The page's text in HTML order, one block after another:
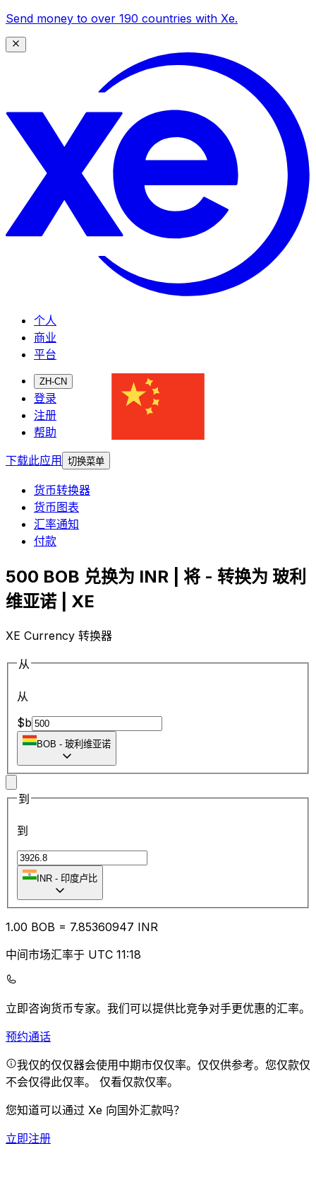
Send money to over 190 countries with Xe.
个人
商业
平台
ZH-CN
登录
注册
帮助
下载此应用
切换菜单
货币转换器
货币图表
汇率通知
付款
500 BOB 兑换为 INR | 将 - 转换为 玻利
维亚诺 | XE
XE Currency 转换器
从
从
$b
BOB - 玻利维亚诺
到
到
INR - 印度卢比
1.00 BOB = 7.85360947 INR
中间市场汇率于 UTC 11:18
立即咨询货币专家。 我们可以提供比竞争对手更优惠的汇率。
预约通话
我仅的仅仅器会使用中期市仅仅率。仅仅供参考。您仅款仅
不会仅得此仅率。 仅看仅款仅率。
您知道可以通过 Xe 向国外汇款吗？
立即注册